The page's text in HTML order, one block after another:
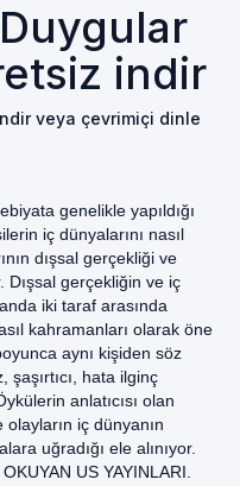
indir
veya çevrimiçi dinle
genelikle yapıldığı
iç dünyalarını nasıl
dışsal gerçekliği ve
Dışsal gerçekliğin ve iç
iki taraf arasında
kahramanları olarak öne
aynı kişiden söz
hata ilginç
anlatıcısı olan
iç dünyanın
uğradığı ele alınıyor.
US YAYINLARI.